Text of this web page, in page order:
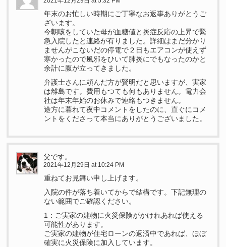
年末のお忙しい時期にご丁寧なお返事ありがとうご
ざいます。
今朝咳をしていた母が血糖値と炎症反応の上昇で緊
急入院したと連絡が有りました。詳細はまだ分かり
ませんがこないだの停電で２日もエアコンが使えず
寒かったので風邪をひいて肺炎にでもなったのかと
余計に腹が立ってきました。
弁護士さんに頼んだ方が賢明だと思いますが、実家
は離島です。費用もつても何もありません。電力会
社は年末年始のお休みで連絡もつきません。
途方に暮れて夜中コメントをしたのに、直ぐにコメ
ントをくださって本当にありがとうございました。
父です。
2021年12月29日 at 10:24 PM
重ねてお見舞い申し上げます。
入院の件が落ち着いてからで結構です。下記無理の
ない範囲でご確認ください。
1：ご実家の建物に火災保険がかけれあれば使える
可能性があります。
ご実家の建物が住宅ローンの返済中であれば、ほぼ
確実に火災保険に加入しています。